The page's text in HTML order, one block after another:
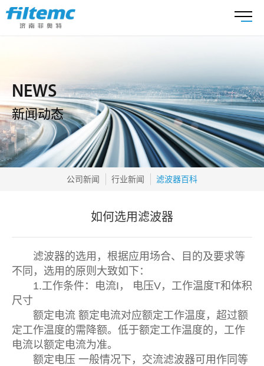
NEWS
新闻动态
公司新闻 行业新闻 滤波器百科
如何选用滤波器
滤波器的选用，根据应用场合、目的及要求等
不同，选用的原则大致如下：
1.工作条件：电流I， 电压V，工作温度T和体积
尺寸
额定电流 额定电流对应额定工作温度，超过额
定工作温度的需降额。低于额定工作温度的，工作
电流以额定电流为准。
额定电压 一般情况下，交流滤波器可用作同等